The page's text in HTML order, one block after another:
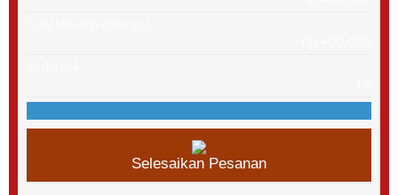
Selesaikan Pesanan